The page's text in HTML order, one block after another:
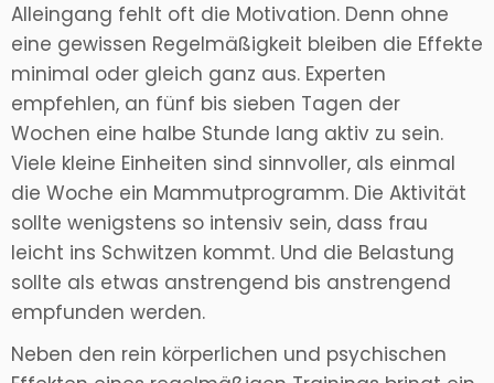
Alleingang fehlt oft die Motivation. Denn ohne
eine gewissen Regelmäßigkeit bleiben die Effekte
minimal oder gleich ganz aus. Experten
empfehlen, an fünf bis sieben Tagen der
Wochen eine halbe Stunde lang aktiv zu sein.
Viele kleine Einheiten sind sinnvoller, als einmal
die Woche ein Mammutprogramm. Die Aktivität
sollte wenigstens so intensiv sein, dass frau
leicht ins Schwitzen kommt. Und die Belastung
sollte als etwas anstrengend bis anstrengend
empfunden werden.
Neben den rein körperlichen und psychischen